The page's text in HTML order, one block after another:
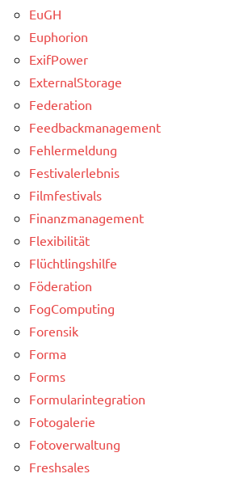
EuGH
Euphorion
ExifPower
ExternalStorage
Federation
Feedbackmanagement
Fehlermeldung
Festivalerlebnis
Filmfestivals
Finanzmanagement
Flexibilität
Flüchtlingshilfe
Föderation
FogComputing
Forensik
Forma
Forms
Formularintegration
Fotogalerie
Fotoverwaltung
Freshsales